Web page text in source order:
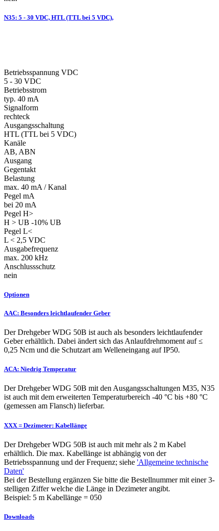
N35: 5 - 30 VDC, HTL (TTL bei 5 VDC),
Betriebsspannung VDC
5 - 30 VDC
Betriebsstrom
typ. 40 mA
Signalform
rechteck
Ausgangsschaltung
HTL (TTL bei 5 VDC)
Kanäle
AB, ABN
Ausgang
Gegentakt
Belastung
max. 40 mA / Kanal
Pegel mA
bei 20 mA
Pegel H>
H > UB -10% UB
Pegel L<
L < 2,5 VDC
Ausgabefrequenz
max. 200 kHz
Anschlussschutz
nein
Optionen
AAC: Besonders leichtlaufender Geber
Der Drehgeber WDG 50B ist auch als besonders leichtlaufender
Geber erhältlich. Dabei ändert sich das Anlaufdrehmoment auf ≤
0,25 Ncm und die Schutzart am Welleneingang auf IP50.
ACA: Niedrig Temperatur
Der Drehgeber WDG 50B mit den Ausgangsschaltungen M35, N35
ist auch mit dem erweiterten Temperaturbereich -40 °C bis +80 °C
(gemessen am Flansch) lieferbar.
XXX = Dezimeter: Kabellänge
Der Drehgeber WDG 50B ist auch mit mehr als 2 m Kabel
erhältlich. Die max. Kabellänge ist abhängig von der
Betriebsspannung und der Frequenz; siehe 'Allgemeine technische
Daten'
Bei der Bestellung ergänzen Sie bitte die Bestellnummer mit einer 3-
stelligen Ziffer welche die Länge in Dezimeter angibt.
Beispiel: 5 m Kabellänge = 050
Downloads